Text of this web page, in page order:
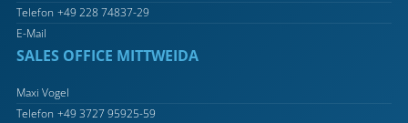
Telefon +49 228 74837-29
E-Mail
SALES OFFICE MITTWEIDA
Maxi Vogel
Telefon +49 3727 95925-59